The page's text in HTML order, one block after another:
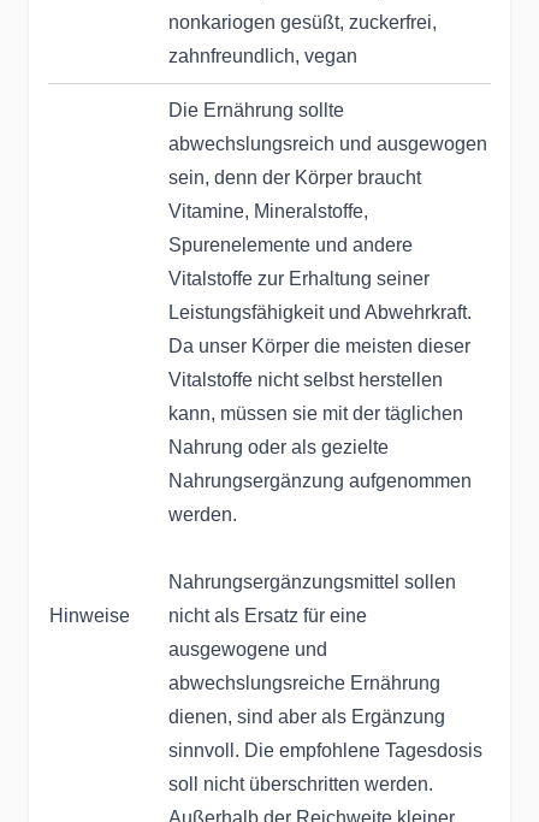
nonkariogen gesüßt, zuckerfrei,
zahnfreundlich, vegan
Hinweise
Die Ernährung sollte
abwechslungsreich und ausgewogen
sein, denn der Körper braucht
Vitamine, Mineralstoffe,
Spurenelemente und andere
Vitalstoffe zur Erhaltung seiner
Leistungsfähigkeit und Abwehrkraft.
Da unser Körper die meisten dieser
Vitalstoffe nicht selbst herstellen
kann, müssen sie mit der täglichen
Nahrung oder als gezielte
Nahrungsergänzung aufgenommen
werden.
Nahrungsergänzungsmittel sollen
nicht als Ersatz für eine
ausgewogene und
abwechslungsreiche Ernährung
dienen, sind aber als Ergänzung
sinnvoll. Die empfohlene Tagesdosis
soll nicht überschritten werden.
Außerhalb der Reichweite kleiner